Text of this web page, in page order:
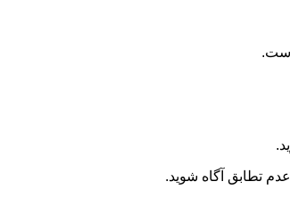
تطابق آگاه شوید.